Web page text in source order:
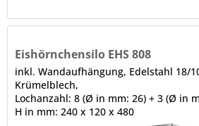
Eishörnchensilo EHS 808
inkl. Wandaufhängung, Edelstahl 18/
Krümelblech,
Lochanzahl: 8 (Ø in mm: 26) + 3 (Ø in
H in mm: 240 x 120 x 480